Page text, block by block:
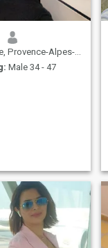
Alpes-Côte d'Azur, France
Male 34 - 47